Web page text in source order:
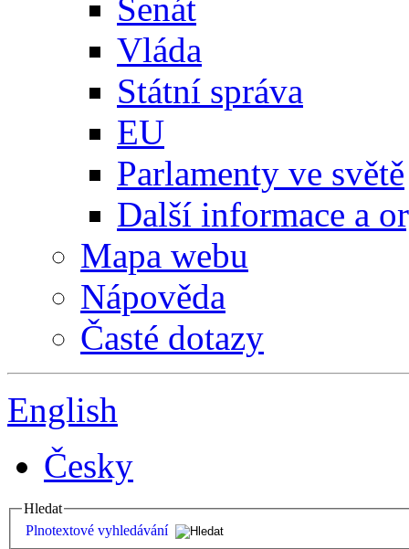
Senát
Vláda
Státní správa
EU
Parlamenty ve světě
Další informace a
Mapa webu
Nápověda
Časté dotazy
English
Česky
Hledat
Plnotextové vyhledávání